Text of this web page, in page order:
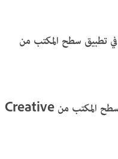
تعذّر عليك رؤية علامة تبويب Stock في تطبيق سطح المكتب من
الحل 1: قم بتسجيل الخروج من تطبيق سطح المكتب من Creative